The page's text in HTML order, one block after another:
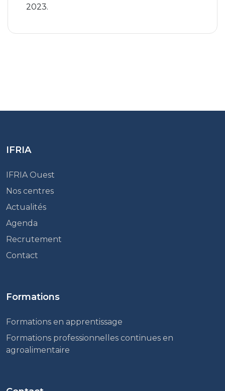
2023.
IFRIA
IFRIA Ouest
Nos centres
Actualités
Agenda
Recrutement
Contact
Formations
Formations en apprentissage
Formations professionnelles continues en
agroalimentaire